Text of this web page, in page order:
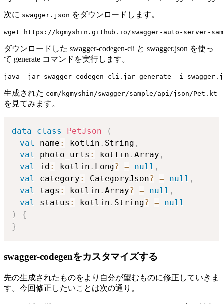
次に swagger.json をダウンロードします。
ダウンロードした swagger-codegen-cli と swagger.json を使っ
て generate コマンドを実行します。
生成された com/kgmyshin/swagger/sample/api/json/Pet.kt
を見てみます。
data class PetJson
(
val
name : kotlin . String ,
val
photo_urls : kotlin . Array ,
val
id : kotlin . Long? = null ,
val
category : CategoryJson? = null ,
val
tags : kotlin . Array? = null ,
val
status : kotlin . String? =
null
)
{
}
swagger-codegenをカスタマイズする
先の生成されたものをより自分が望むものに修正していきま
す。今回修正したいことは次の通り。